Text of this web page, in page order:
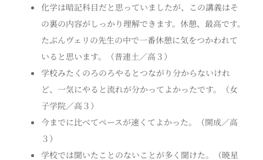
化学は暗記科目だと思っていましたが、この講義はそ
の裏の内容がしっかり理解できます。休憩、最高です。
たぶんヴェリの先生の中で一番休憩に気をつかわれて
いると思います。（普連土／高３）
学校みたくのろのろやるとつながり分からないけれ
ど、一気にやると流れが分かってよかったです。（女
子学院／高３）
今までに比べてペースが速くてよかった。（開成／高
３）
学校では聞いたことのないことが多く聞けた。（暁星